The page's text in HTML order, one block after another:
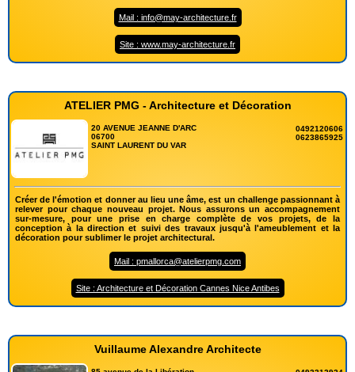
Mail : info@may-architecture.fr
Site : www.may-architecture.fr
ATELIER PMG - Architecture et Décoration
20 AVENUE JEANNE D'ARC
06700
SAINT LAURENT DU VAR
0492120606
0623865925
Créer de l'émotion et donner au lieu une âme, est un challenge passionnant à
relever pour chaque nouveau projet. Nous assurons un accompagnement
sur-mesure, pour une prise en charge complète de vos projets, de la
conception à la direction et suivi des travaux jusqu'à l'ameublement et la
décoration pour sublimer le projet architectural.
Mail : pmallorca@atelierpmg.com
Site : Architecture et Décoration Cannes Nice Antibes
Vuillaume Alexandre Architecte